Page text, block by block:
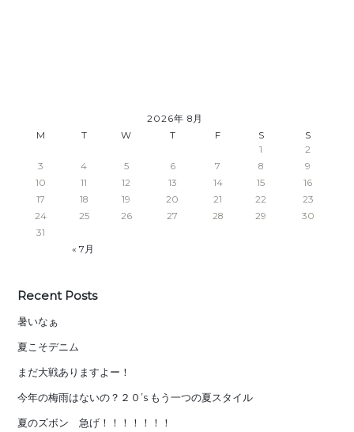
2026年 8月
M
T W T F S S
« 7月
1
2
3
4 5 6 7 8
9
10
11 12 13 14 15
16
17
18 19 20 21 22
23
24
25 26 27 28 29
30
31
Recent Posts
暑いなぁ
夏こそデニム
まだ大戦ありますよー！
今年の梅雨はないの？２０’s もう一つの夏スタイル
夏のズボン 急げ！！！！！！！